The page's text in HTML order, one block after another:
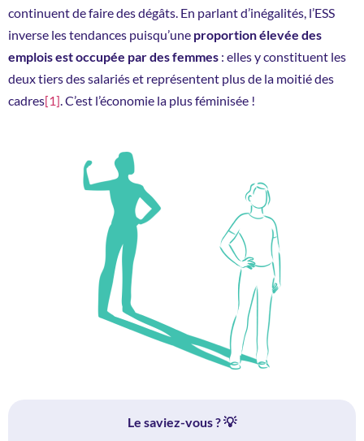
continuent de faire des dégâts. En parlant d’inégalités, l’ESS
inverse les tendances puisqu’une proportion élevée des
emplois est occupée par des femmes : elles y constituent les
deux tiers des salariés et représentent plus de la moitié des
cadres[1].C’est l’économie la plus féminisée !
Le saviez-vous ? 💡